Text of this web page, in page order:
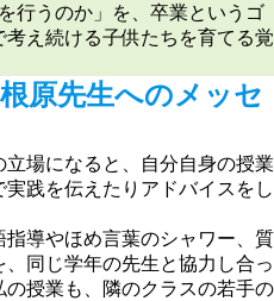
行うのか」を、卒業というゴ
え続ける子供たちを育てる覚
原先生へのメッセ
場になると、自分自身の授業
践を伝えたりアドバイスをし
導やほめ言葉のシャワー、質
同じ学年の先生と協力し合っ
授業も、隣のクラスの若手の